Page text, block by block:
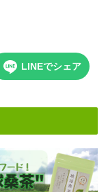
LINEでシェア